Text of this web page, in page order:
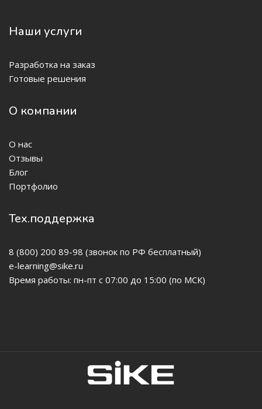
Наши услуги
Разработка на заказ
Готовые решения
О компании
О нас
Отзывы
Блог
Портфолио
Тех.поддержка
8 (800) 200 89-98 (звонок по РФ бесплатный)
e-learning@sike.ru
Время работы: пн-пт с 07:00 до 15:00 (по МСК)